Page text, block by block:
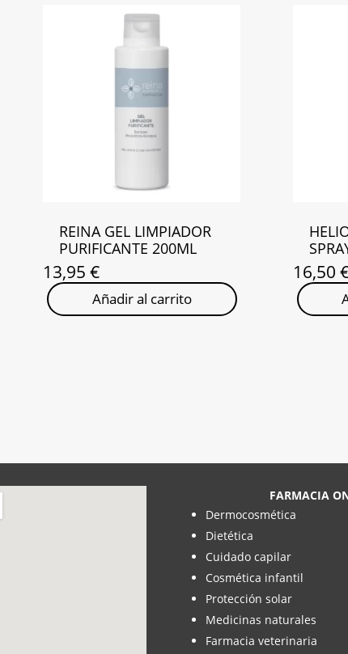
REINA GEL LIMPIADOR
PURIFICANTE 200ML
13,95€
Añadir al carrito
16,50
FARMACIA
Dermocosmética
Dietética
Cuidado capilar
Cosmética infantil
Protección solar
Medicinas naturales
Farmacia veterinaria